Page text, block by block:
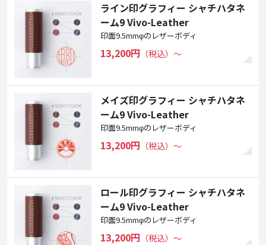
ライン印グラフィー シャチハタネ
ーム9 Vivo-Leather
印面9.5mmφのレザーボディ
13,200円 （税込）〜
メイズ印グラフィー シャチハタネ
ーム9 Vivo-Leather
印面9.5mmφのレザーボディ
13,200円 （税込）〜
ロール印グラフィー シャチハタネ
ーム9 Vivo-Leather
印面9.5mmφのレザーボディ
13,200円 （税込）〜